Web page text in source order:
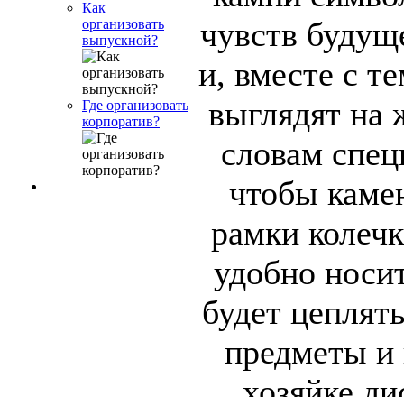
Как
организовать
выпускной?
Где организовать
корпоратив?
чувств
и, вместе с
выглядят на
словам
чтобы
рамки
удобно
будет
предметы и